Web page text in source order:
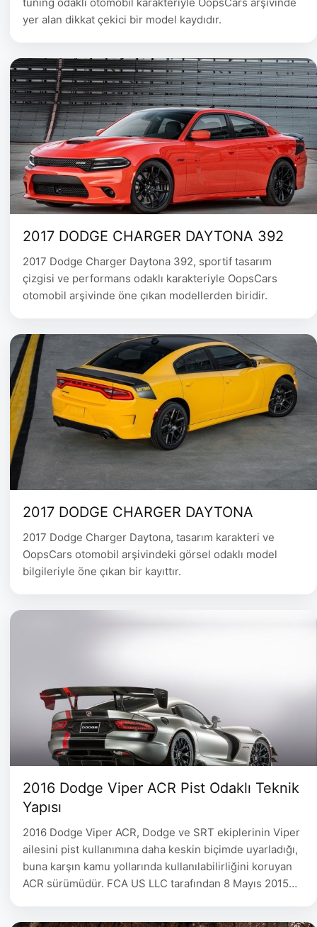
yer alan dikkat çekici bir model kaydıdır.
2017 DODGE CHARGER DAYTONA 392
2017 Dodge Charger Daytona 392, sportif tasarım
çizgisi ve performans odaklı karakteriyle OopsCars
otomobil arşivinde öne çıkan modellerden biridir.
2017 DODGE CHARGER DAYTONA
2017 Dodge Charger Daytona, tasarım karakteri ve
OopsCars otomobil arşivindeki görsel odaklı model
bilgileriyle öne çıkan bir kayıttır.
2016 Dodge Viper ACR Pist Odaklı Teknik
Yapısı
2016 Dodge Viper ACR, Dodge ve SRT ekiplerinin Viper
ailesini pist kullanımına daha keskin biçimde uyarladığı,
buna karşın kamu yollarında kullanılabilirliğini koruyan
ACR sürümüdür. FCA US LLC tarafından 8 Mayıs 2015